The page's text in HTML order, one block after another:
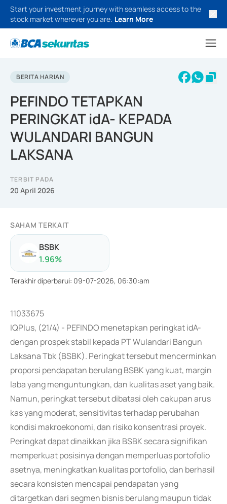
Start your investment journey with seamless access to the
stock market wherever you are. Learn More
BERITA HARIAN
PEFINDO TETAPKAN
PERINGKAT idA- KEPADA
WULANDARI BANGUN
LAKSANA
TERBIT PADA
20 April 2026
SAHAM TERKAIT
BSBK
1.96%
Terakhir diperbarui: 09-07-2026, 06:30:am
11033675
IQPlus, (21/4) - PEFINDO menetapkan peringkat idA-
dengan prospek stabil kepada PT Wulandari Bangun
Laksana Tbk (BSBK). Peringkat tersebut mencerminkan
proporsi pendapatan berulang BSBK yang kuat, margin
laba yang menguntungkan, dan kualitas aset yang baik.
Namun, peringkat tersebut dibatasi oleh cakupan arus
kas yang moderat, sensitivitas terhadap perubahan
kondisi makroekonomi, dan risiko konsentrasi proyek.
Peringkat dapat dinaikkan jika BSBK secara signifikan
memperkuat posisinya dengan memperluas portofolio
asetnya, meningkatkan kualitas portofolio, dan berhasil
secara konsisten mencapai pendapatan yang
ditargetkan dari segmen bisnis berulang maupun tidak